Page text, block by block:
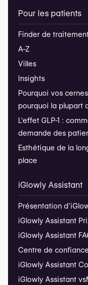
Pour les patients
Finder de
A-Z
Villes
Insights
Pourquoi vos
pourquoi la plupart
L'effet GLP-1 :
demande des
Esthétique de la
place
iGlowly Assistant
Présentation
iGlowly Assistant
iGlowly Assistant
Centre de confiance
iGlowly Assistant
iGlowly Assistant vs